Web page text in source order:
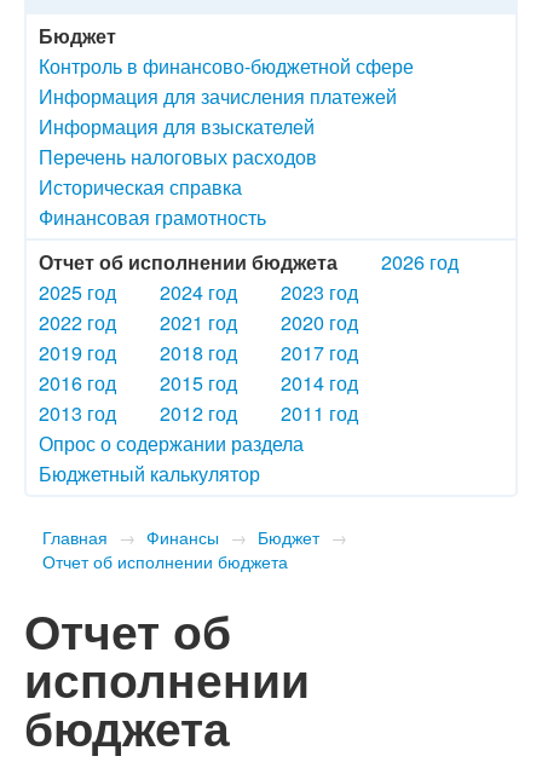
Бюджет
Контроль в финансово-бюджетной сфере
Информация для зачисления платежей
Информация для взыскателей
Перечень налоговых расходов
Историческая справка
Финансовая грамотность
Отчет об исполнении бюджета
2026 год
2025 год
2024 год
2023 год
2022 год
2021 год
2020 год
2019 год
2018 год
2017 год
2016 год
2015 год
2014 год
2013 год
2012 год
2011 год
Опрос о содержании раздела
Бюджетный калькулятор
Главная → Финансы → Бюджет →
Отчет об исполнении бюджета
Отчет об
исполнении
бюджета